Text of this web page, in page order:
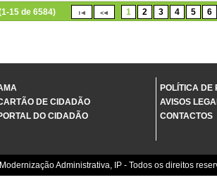
15 de 6584) 1 2 3 4 5 6
DE CIDADÃO
DO CIDADÃO
POLÍTICA DE
AVISOS
CONTACTOS
Administrativa, IP - Todos os direitos